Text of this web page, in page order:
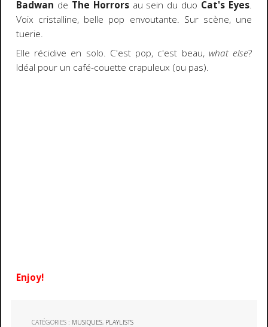
Badwan de The Horrorsau sein du duo Cat's Eyes.
Voix cristalline, belle pop envoutante. Sur scène, une
tuerie.
Elle récidive en solo. C'est pop, c'est beau, what else?
Idéal pour un café-couette crapuleux (ou pas).
Enjoy!
CATÉGORIES : MUSIQUES, PLAYLISTS